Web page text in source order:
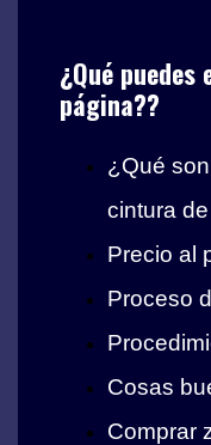
¿Qué
página??
¿Qué
cintura
Precio al
Proceso
Cosas
Comprar